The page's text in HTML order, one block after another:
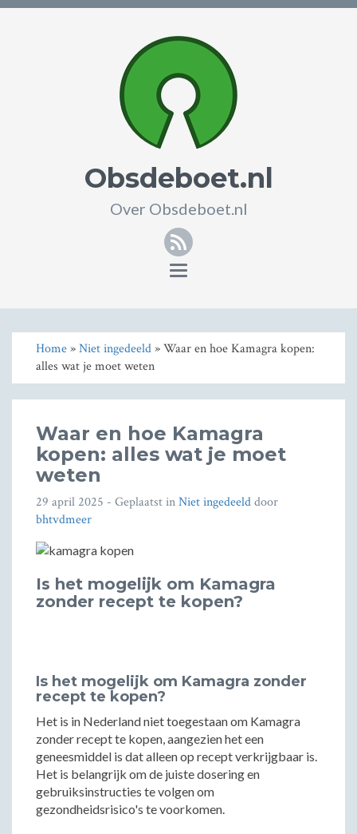
Obsdeboet.nl
Over Obsdeboet.nl
RSS
Toggle
Home»Niet ingedeeld» Waar en hoe Kamagra kopen:
alles wat je moet weten
Waar en hoe Kamagra
kopen: alles wat je moet
weten
29 april 2025 - Geplaatst inNiet ingedeelddoor
bhtvdmeer
Is het mogelijk om Kamagra
zonder recept te kopen?
Is het mogelijk om Kamagra zonder
recept te kopen?
Het is in Nederland niet toegestaan om Kamagra
zonder recept te kopen, aangezien het een
geneesmiddel is dat alleen op recept verkrijgbaar is.
Het is belangrijk om de juiste dosering en
gebruiksinstructies te volgen om
gezondheidsrisico's te voorkomen.